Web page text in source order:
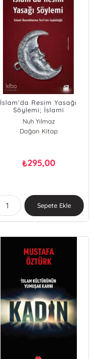
İslam'da Resim Yasağı
Söylemi; İslami
İkonoklazma Tezi'nin
Soykütüğü
Nuh Yılmaz
Doğan Kitap
₺295,00
Sepete Ekle